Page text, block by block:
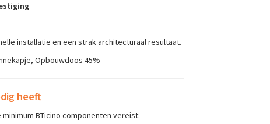
installatie en een strak architecturaal resultaat.
Opbouwdoos 45%
heeft
BTicino componenten vereist: